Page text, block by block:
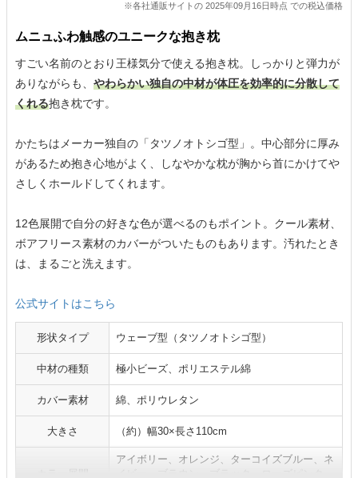
※各社通販サイトの 2025年09月16日時点 での税込価格
ムニュふわ触感のユニークな抱き枕
すごい名前のとおり王様気分で使える抱き枕。しっかりと弾力が
ありながらも、 やわらかい独自の中材が体圧を効率的に分散して
くれる抱き枕です。
かたちはメーカー独自の「タツノオトシゴ型」。中心部分に厚み
があるため抱き心地がよく、しなやかな枕が胸から首にかけてや
さしくホールドしてくれます。
12色展開で自分の好きな色が選べるのもポイント。クール素材、
ボアフリース素材のカバーがついたものもあります。汚れたとき
は、まるごと洗えます。
公式サイトはこちら
形状タイプ ウェーブ型（タツノオトシゴ型）
中材の種類 極小ビーズ、ポリエステル綿
カバー素材 綿、ポリウレタン
大きさ （約）幅30×長さ110cm
アイボリー、オレンジ、ターコイズブルー、ネ